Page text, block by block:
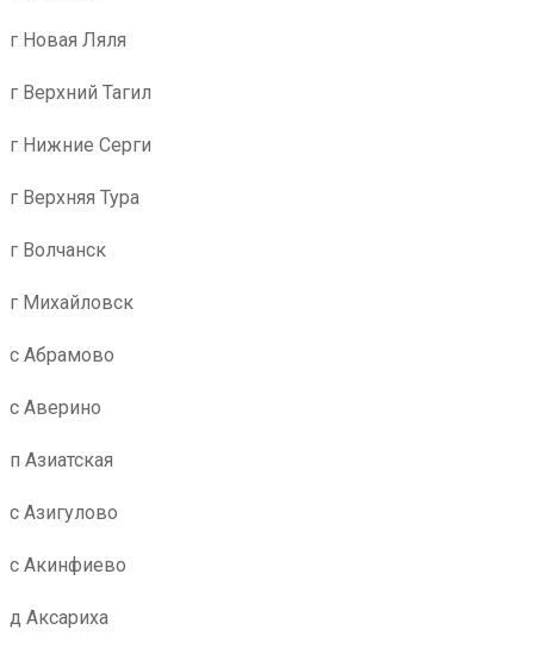
г Новая Ляля
г Верхний Тагил
г Нижние Серги
г Верхняя Тура
г Волчанск
г Михайловск
с Абрамово
с Аверино
п Азиатская
с Азигулово
с Акинфиево
д Аксариха